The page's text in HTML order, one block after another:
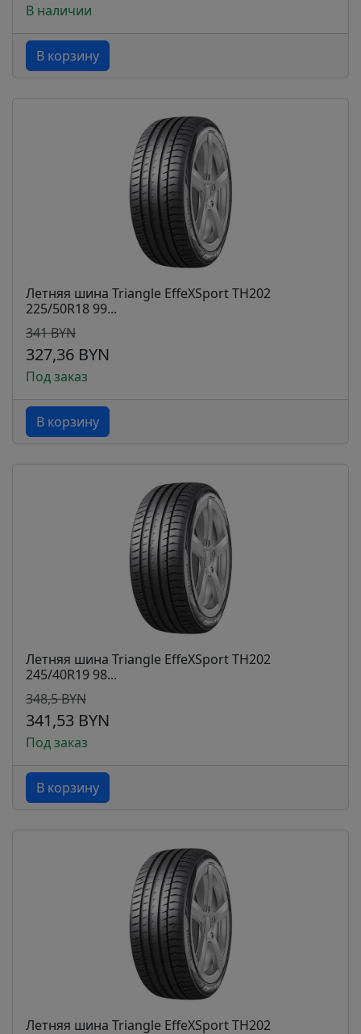
В наличии
В корзину
Летняя шина Triangle EffeXSport TH202
225/50R18 99...
341 BYN
327,36 BYN
Под заказ
В корзину
Летняя шина Triangle EffeXSport TH202
245/40R19 98...
348,5 BYN
341,53 BYN
Под заказ
В корзину
Летняя шина Triangle EffeXSport TH202